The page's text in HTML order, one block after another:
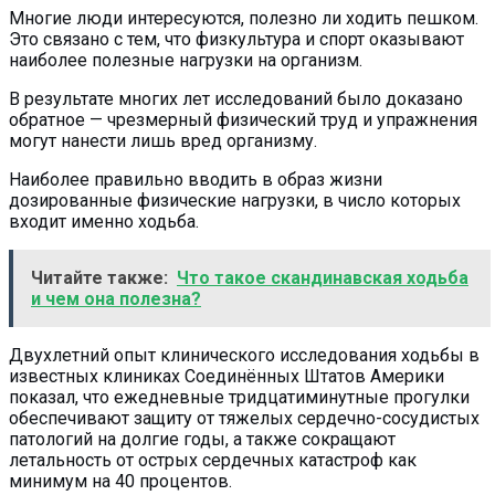
Многие люди интересуются, полезно ли ходить пешком.
Это связано с тем, что физкультура и спорт оказывают
наиболее полезные нагрузки на организм.
В результате многих лет исследований было доказано
обратное — чрезмерный физический труд и упражнения
могут нанести лишь вред организму.
Наиболее правильно вводить в образ жизни
дозированные физические нагрузки, в число которых
входит именно ходьба.
Читайте также: Что такое скандинавская ходьба
и чем она полезна?
Двухлетний опыт клинического исследования ходьбы в
известных клиниках Соединённых Штатов Америки
показал, что ежедневные тридцатиминутные прогулки
обеспечивают защиту от тяжелых сердечно-сосудистых
патологий на долгие годы, а также сокращают
летальность от острых сердечных катастроф как
минимум на 40 процентов.